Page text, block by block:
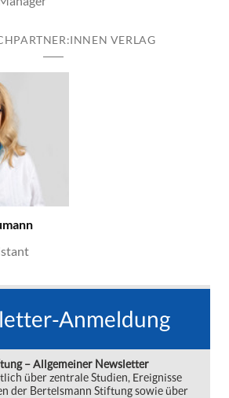
VERLAG
Anmeldung
– Allgemeiner Newsletter
über zentrale Studien, Ereignisse
der Bertelsmann Stiftung sowie über